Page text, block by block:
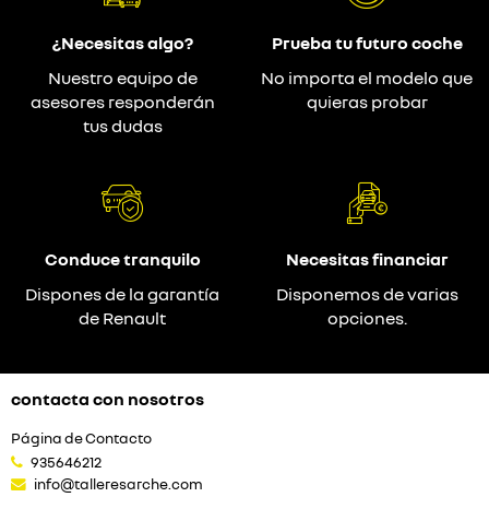
¿Necesitas algo?
Nuestro equipo de
asesores responderán
tus dudas
Prueba tu futuro coche
No importa el modelo que
quieras probar
Conduce tranquilo
Dispones de la garantía
de Renault
Necesitas financiar
Disponemos de varias
opciones.
contacta con nosotros
Página de Contacto
935646212
info@talleresarche.com